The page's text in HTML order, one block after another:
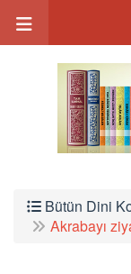
Bütün Dini
Akrabayı